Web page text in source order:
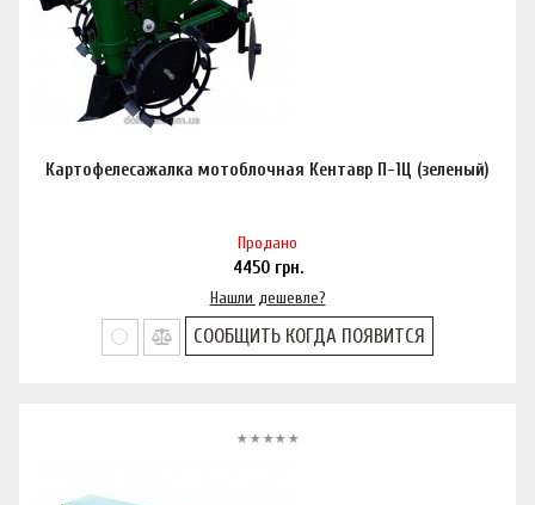
Картофелесажалка мотоблочная Кентавр П-1Ц (зеленый)
Продано
4450грн.
Нашли дешевле?
СООБЩИТЬ КОГДА ПОЯВИТСЯ